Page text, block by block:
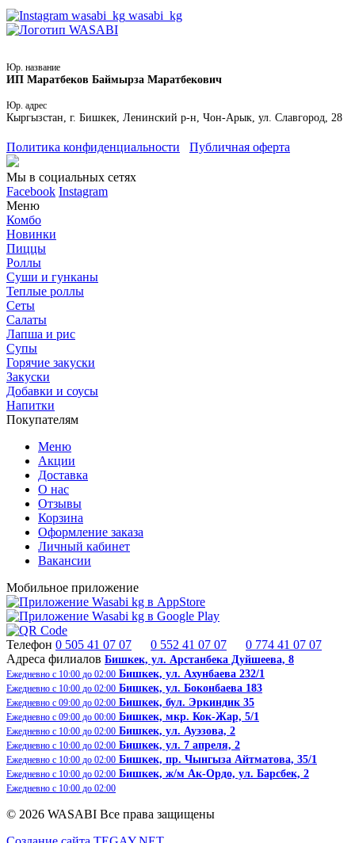
wasabi_kg
Юр. название
ИП Маратбеков Баймырза Маратбекович
Юр. адрес
Кыргызстан, г. Бишкек, Ленинский р-н, Чон-Арык, ул. Славгород, 28
Политика конфиденциальности Публичная оферта
Мы в социальных сетях
Facebook Instagram
Меню
Комбо
Новинки
Пиццы
Роллы
Суши и гунканы
Теплые роллы
Сеты
Салаты
Лапша и рис
Супы
Горячие закуски
Закуски
Добавки и соусы
Напитки
Покупателям
Меню
Акции
Доставка
О нас
Отзывы
Корзина
Оформление заказа
Личный кабинет
Вакансии
Мобильное приложение
Телефон 0 505 41 07 07 0 552 41 07 07
0 774 41 07 07
Адреса филиалов Бишкек, ​ул. Арстанбека Дуйшеева, 8
Ежедневно с 10:00 до 02:00 Бишкек, ул. Ахунбаева 232/1
Ежедневно с 10:00 до 02:00 Бишкек, ул. Боконбаева 183
Ежедневно с 09:00 до 02:00 Бишкек, бул. Эркиндик 35
Ежедневно с 09:00 до 00:00 Бишкек, ​​мкр. Кок-Жар, 5/1
Ежедневно с 10:00 до 02:00 Бишкек, ул. Ауэзова, 2
Ежедневно с 10:00 до 02:00 Бишкек, ул. 7 апреля, 2
Ежедневно с 10:00 до 02:00 Бишкек, пр. Чынгыза Айтматова, 35/1
Ежедневно с 10:00 до 02:00 Бишкек, ж/м Ак-Ордо, ​ул. Барсбек, 2​
Ежедневно с 10:00 до 02:00
© 2026 WASABI Все права защищены